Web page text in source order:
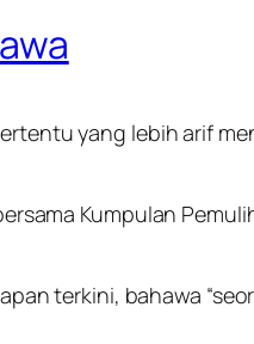
yang lebih arif
Kumpulan
terkini, bahawa